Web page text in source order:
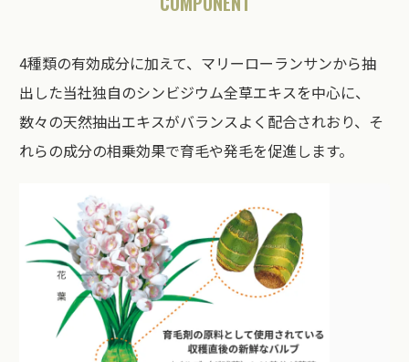
4種類の有効成分に加えて、マリーローランサンから抽
出した当社独自のシンビジウム全草エキスを中心に、
数々の天然抽出エキスがバランスよく配合されおり、そ
れらの成分の相乗効果で育毛や発毛を促進します。